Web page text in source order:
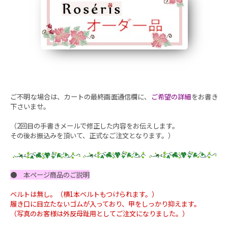
ご不明な場合は、カートの最終画面通信欄に、 ご希望の詳細をお書き
下さいませ。
（2回目の手書きメールで修正した内容をお伝えします。
その後お振込みを頂いて、正式なご注文となります。）
● 本ページ商品のご説明
ベルトは無し。（横1本ベルトもつけられます。）
履き口に目立たないゴムが入っており、甲をしっかり抑えます。
（写真のお客様は外反母趾用としてご注文になりました。）